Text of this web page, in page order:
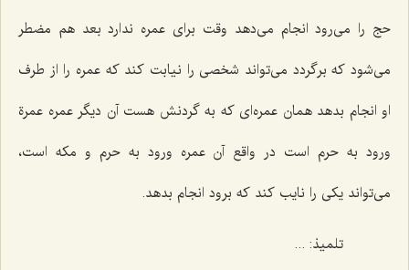
حج را می‌رود انجام می‌دهد وقت برای عمره ندارد بعد هم مضطر
می‌شود كه برگردد می‌تواند شخصی را نیابت كند كه عمره را از طرف
او انجام بدهد همان عمره‌ای كه به گردنش هست آن دیگر عمره عمرة
ورود به حرم است در واقع آن عمره ورود به حرم و مكه است،
می‌تواند یكی را نایب كند كه برود انجام بدهد.
تلمیذ: ...